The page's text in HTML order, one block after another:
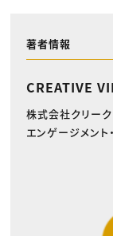
著者情報
CREATIVE
株式会社クリーク
エンゲージメント